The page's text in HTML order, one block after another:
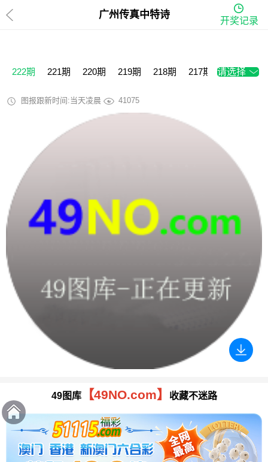
广州传真中特诗
开奖记录
222期 221期 220期 219期 218期 217期 216期
请选择
图报跟新时间:当天凌晨 41075
49图库【49NO.com】 收藏不迷路